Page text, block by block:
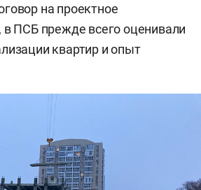
на проектное
в ПСБ прежде всего оценивали
квартир и опыт